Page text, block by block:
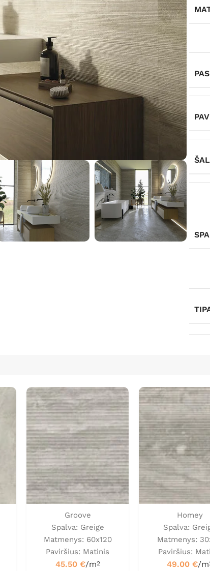
Groove
Spalva: Greige
Matmenys: 60x120
Paviršius: Matinis
45.50 €/m2
Homey
Spalva:
Matmenys:
Paviršius:
49.00€/m